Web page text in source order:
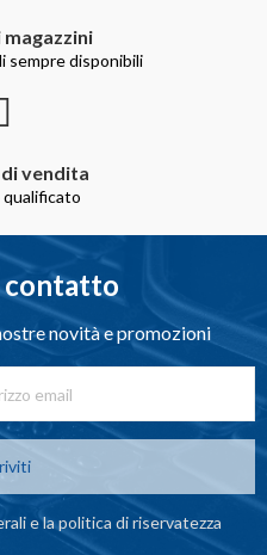
magazzini
sempre disponibili
vendita
contatto
novità e promozioni
e la politica di riservatezza